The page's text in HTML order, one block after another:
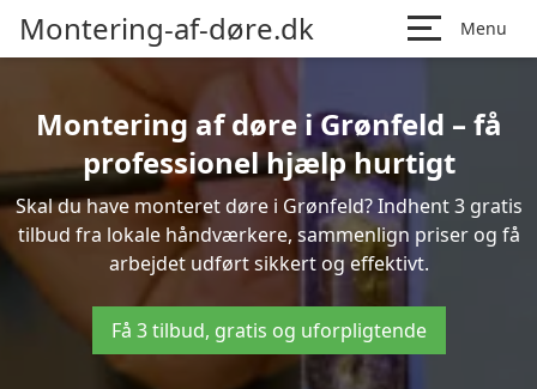
Montering-af-døre.dk Menu
Montering af døre i Grønfeld – få
professionel hjælp hurtigt
Skal du have monteret døre i Grønfeld? Indhent 3 gratis
tilbud fra lokale håndværkere, sammenlign priser og få
arbejdet udført sikkert og effektivt.
Få 3 tilbud, gratis og uforpligtende